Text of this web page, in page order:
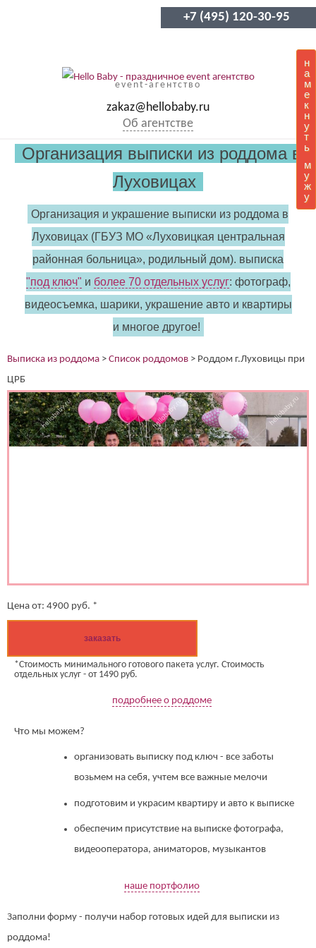
+7 (495) 120-30-95
event-агентство
zakaz@hellobaby.ru
Об агентстве
н
а
м
е
к
н
у
т
ь
м
у
ж
у
Имя мужа:*
Его телефон:*
Подтверждаю свое согласие на обработку персональных
данных в соответствииПолитикой конфиденциальности
Организация выписки из роддома в
Луховицах
Организация и украшение выписки из роддома в
Луховицах (ГБУЗ МО «Луховицкая центральная
районная больница», родильный дом). выписка
"под ключ" и более 70 отдельных услуг: фотограф,
видеосъемка, шарики, украшение авто и квартиры
и многое другое!
Выписка из роддома > Список роддомов > Роддом г.Луховицы при
ЦРБ
Цена от: 4900 руб. *
заказать
*Стоимость минимального готового пакета услуг. Стоимость
отдельных услуг - от 1490 руб.
подробнее о роддоме
Что мы можем?
организовать выписку под ключ - все заботы
возьмем на себя, учтем все важные мелочи
подготовим и украсим квартиру и авто к выписке
обеспечим присутствие на выписке фотографа,
видеооператора, аниматоров, музыкантов
наше портфолио
Заполни форму - получи набор готовых идей для выписки из
роддома!